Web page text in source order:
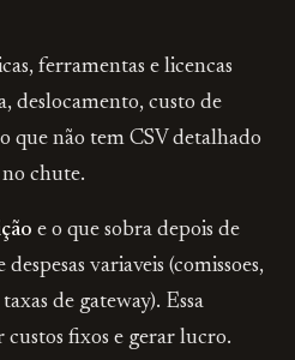
ferramentas e licencas
deslocamento, custo de
que não tem CSV detalhado
chute.
e o que sobra depois de
variaveis (comissoes,
de gateway). Essa
fixos e gerar lucro.